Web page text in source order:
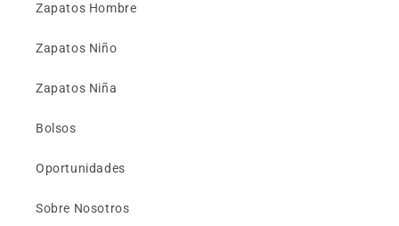
Zapatos Hombre
Zapatos Niño
Zapatos Niña
Bolsos
Oportunidades
Sobre Nosotros